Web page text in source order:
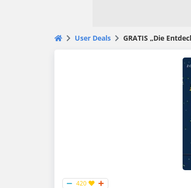
User Deals GRATIS „Die
420